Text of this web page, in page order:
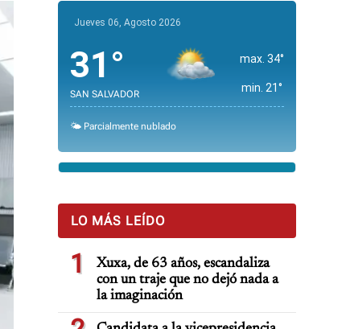
Jueves 06, Agosto 2026
31°
SAN SALVADOR
max. 34°
min. 21°
🌤️ Parcialmente nublado
LO MÁS LEÍDO
1
Xuxa, de 63 años, escandaliza
con un traje que no dejó nada a
la imaginación